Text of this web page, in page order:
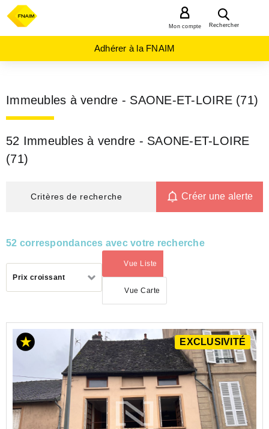
Rechercher
Mon compte
Adhérer à la FNAIM
Immeubles à vendre - SAONE-ET-LOIRE (71)
52 Immeubles à vendre - SAONE-ET-LOIRE
(71)
Critères de recherche Créer une alerte
52 correspondances avec votre recherche
Prix croissant
Vue Liste
(activé)
Vue Carte
ACHAT
IMMEUBLE
SAONE-
ET-
LOIRE
(71)
EXCLUSIVITÉ